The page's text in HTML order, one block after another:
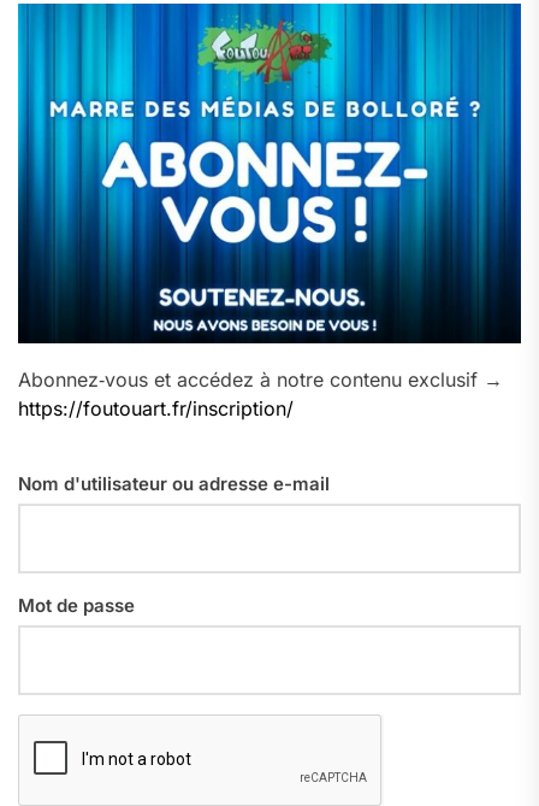
Abonnez‑vous et accédez à notre contenu exclusif →
https://foutouart.fr/inscription/
Nom d'utilisateur ou adresse e-mail
Mot de passe